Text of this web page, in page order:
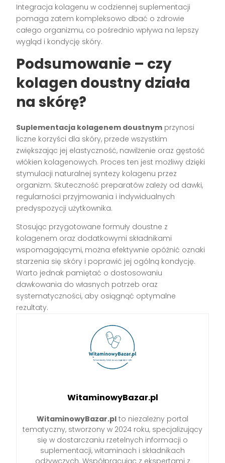
Integracja kolagenu w codziennej suplementacji
pomaga zatem kompleksowo dbać o zdrowie
całego organizmu, co pośrednio wpływa na lepszy
wygląd i kondycję skóry.
Podsumowanie – czy
kolagen doustny działa
na skórę?
Suplementacja kolagenem doustnym przynosi
liczne korzyści dla skóry, przede wszystkim
zwiększając jej elastyczność, nawilżenie oraz gęstość
włókien kolagenowych. Proces ten jest możliwy dzięki
stymulacji naturalnej syntezy kolagenu przez
organizm. Skuteczność preparatów zależy od dawki,
regularności przyjmowania i indywidualnych
predyspozycji użytkownika.
Stosując przygotowane formuły doustne z
kolagenem oraz dodatkowymi składnikami
wspomagającymi, można efektywnie opóźnić oznaki
starzenia się skóry i poprawić jej ogólną kondycję.
Warto jednak pamiętać o dostosowaniu
dawkowania do własnych potrzeb oraz
systematyczności, aby osiągnąć optymalne
rezultaty.
WitaminowyBazar.pl
WitaminowyBazar.pl to niezależny portal
tematyczny, stworzony w 2024 roku, specjalizujący
się w dostarczaniu rzetelnych informacji o
suplementacji, witaminach i składnikach